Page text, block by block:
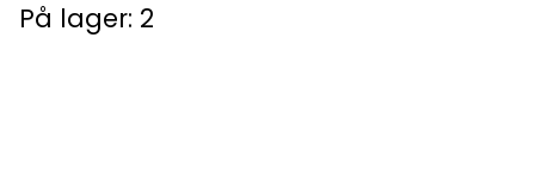
På lager: 2